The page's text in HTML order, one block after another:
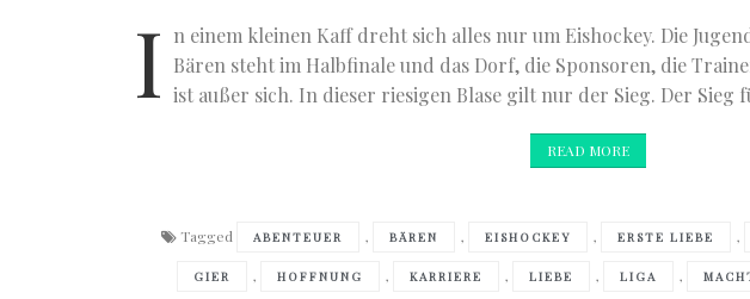
I n einem kleinen Kaff dreht sich alles nur um Eishockey. Die
Bären steht im Halbfinale und das Dorf, die Sponsoren, die
ist außer sich. In dieser riesigen Blase gilt nur der Sieg. Der
READ MORE
Tagged ABENTEUER , BÄREN , EISHOCKEY , ERSTE LIEBE ,
GIER , HOFFNUNG , KARRIERE , LIEBE , LIGA ,